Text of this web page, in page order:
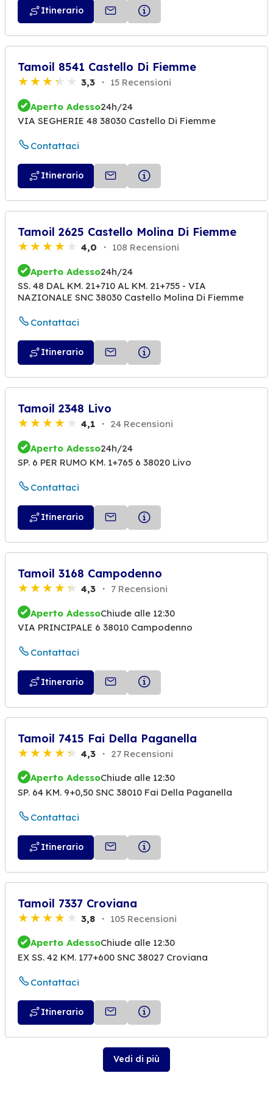
Itinerario
Tamoil 8541 Castello Di Fiemme
3,3 15 Recensioni
Aperto Adesso24h/24
VIA SEGHERIE 48 38030 Castello Di Fiemme
Contattaci
Itinerario
Tamoil 2625 Castello Molina Di Fiemme
4,0 108 Recensioni
Aperto Adesso24h/24
SS. 48 DAL KM. 21+710 AL KM. 21+755 - VIA
NAZIONALE SNC 38030 Castello Molina Di Fiemme
Contattaci
Itinerario
Tamoil 2348 Livo
4,1 24 Recensioni
Aperto Adesso24h/24
SP. 6 PER RUMO KM. 1+765 6 38020 Livo
Contattaci
Itinerario
Tamoil 3168 Campodenno
4,3 7 Recensioni
Aperto AdessoChiude alle 12:30
VIA PRINCIPALE 6 38010 Campodenno
Contattaci
Itinerario
Tamoil 7415 Fai Della Paganella
4,3 27 Recensioni
Aperto AdessoChiude alle 12:30
SP. 64 KM. 9+0,50 SNC 38010 Fai Della Paganella
Contattaci
Itinerario
Tamoil 7337 Croviana
3,8 105 Recensioni
Aperto AdessoChiude alle 12:30
EX SS. 42 KM. 177+600 SNC 38027 Croviana
Contattaci
Itinerario
Vedi di più